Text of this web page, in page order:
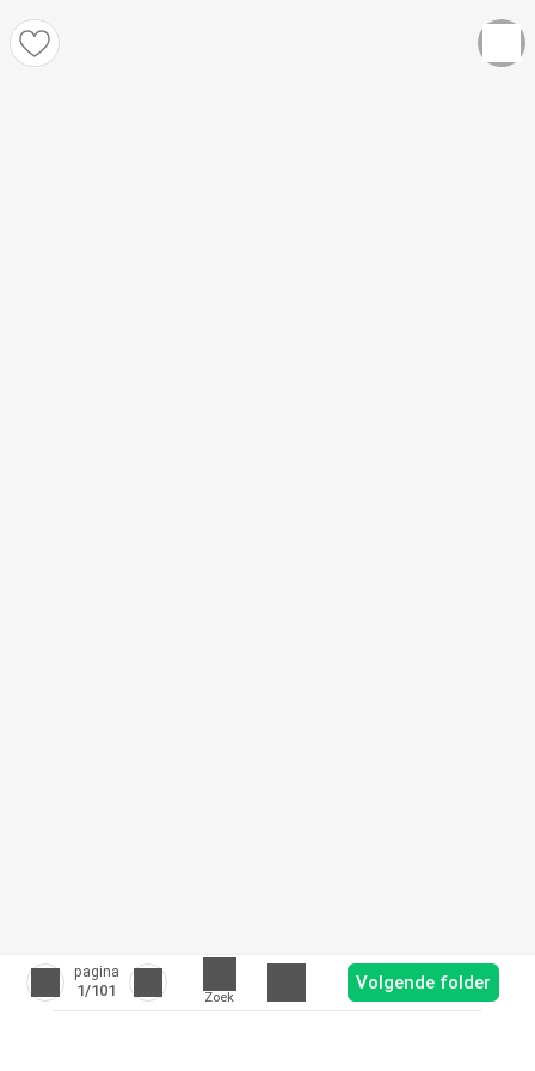
pagina
1/101 Zoek
Volgende folder